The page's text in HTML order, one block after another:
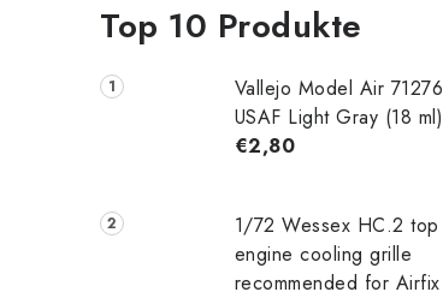
Top 10 Produkte
Vallejo Model Air 71276
USAF Light Gray (18 ml)
€2,80
1/72 Wessex HC.2 top
engine cooling grille
recommended for Airfix